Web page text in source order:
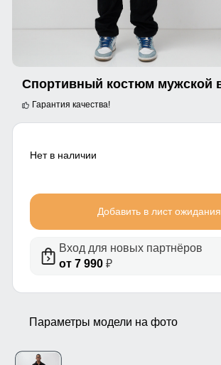
Гарантия качества!
Нет в наличии
Добавить в лист ожидания
Вход для новых партнёров
от 7 990₽
Параметры модели на фото